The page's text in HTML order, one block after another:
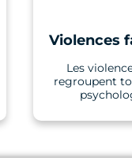
Violences
Les
regroupent